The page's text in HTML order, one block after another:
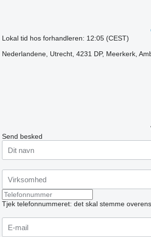
Lokal tid hos forhandleren: 12:05 (CEST)
Nederlandene, Utrecht, 4231 DP, Meerkerk,
Send besked
Tjek telefonnummeret: det skal stemme